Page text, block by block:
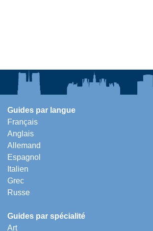
Guides par langue
Français
Anglais
Allemand
Espagnol
Italien
Grec
Russe
Guides par spécialité
Art